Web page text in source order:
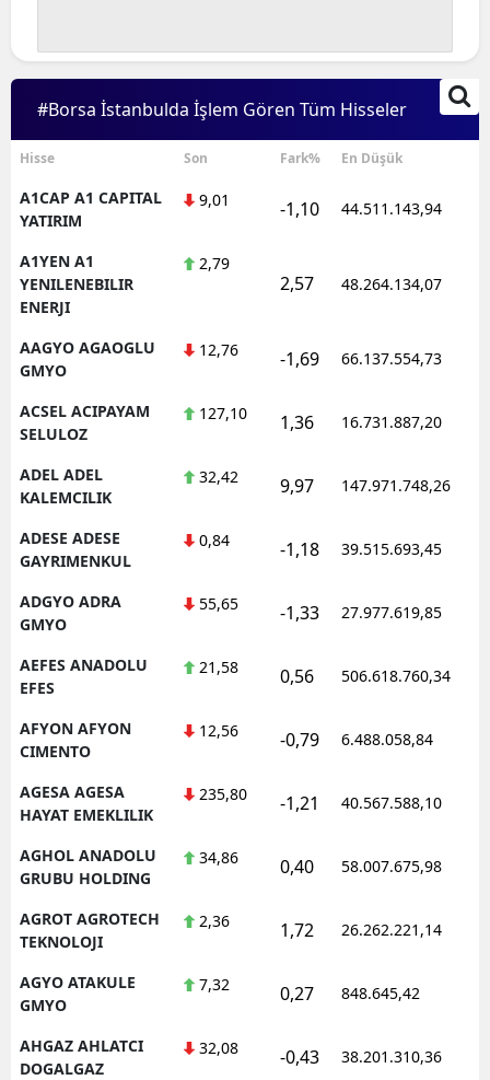
#Borsa İstanbulda İşlem Gören Tüm Hisseler
Hisse Son Fark% En Düşük
A1CAP A1 CAPITAL
YATIRIM
9,01 -1,10 44.511.143,94
A1YEN A1
YENILENEBILIR
ENERJI
2,79
2,57 48.264.134,07
AAGYO AGAOGLU
GMYO
12,76 -1,69 66.137.554,73
ACSEL ACIPAYAM
SELULOZ
127,10 1,36 16.731.887,20
ADEL ADEL
KALEMCILIK
32,42 9,97 147.971.748,26
ADESE ADESE
GAYRIMENKUL
0,84 -1,18 39.515.693,45
ADGYO ADRA
GMYO
55,65 -1,33 27.977.619,85
AEFES ANADOLU
EFES
21,58 0,56 506.618.760,34
AFYON AFYON
CIMENTO
12,56 -0,79 6.488.058,84
AGESA AGESA
HAYAT EMEKLILIK
235,80 -1,21 40.567.588,10
AGHOL ANADOLU
GRUBU HOLDING
34,86 0,40 58.007.675,98
AGROT AGROTECH
TEKNOLOJI
2,36 1,72 26.262.221,14
AGYO ATAKULE
GMYO
7,32 0,27 848.645,42
AHGAZ AHLATCI
DOGALGAZ
32,08 -0,43 38.201.310,36